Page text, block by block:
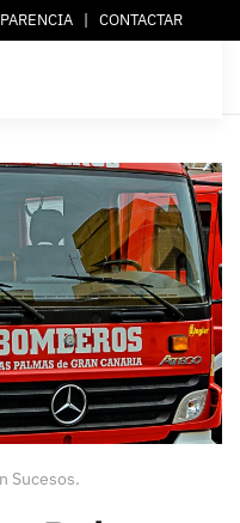
| CONTACTAR
Sucesos.